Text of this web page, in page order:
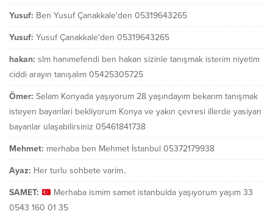
Yusuf: Ben Yusuf Çanakkale'den 05319643265
Yusuf: Yusuf Çanakkale'den 05319643265
hakan: slm hanımefendi ben hakan sizinle tanışmak isterim niyetim
ciddi arayın tanışalım 05425305725
Ömer: Selam Konyada yaşıyorum 28 yaşındayım bekarım tanışmak
isteyen bayanlari bekliyorum Konya ve yakın çevresi illerde yasiyan
bayanlar ulaşabilirsiniz 05461841738
Mehmet: merhaba ben Mehmet İstanbul 05372179938
Ayaz: Her turlu sohbete varim..
SAMET:
Merhaba ismim samet istanbulda yaşıyorum yaşım 33
0543 160 01 35